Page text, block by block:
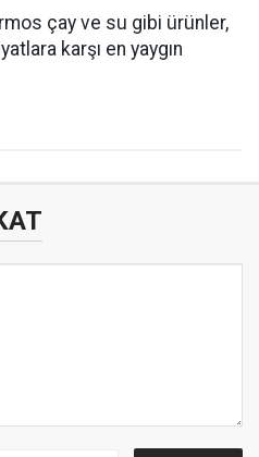
çay ve su gibi ürünler,
karşı en yaygın